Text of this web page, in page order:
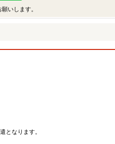
いします。
となります。